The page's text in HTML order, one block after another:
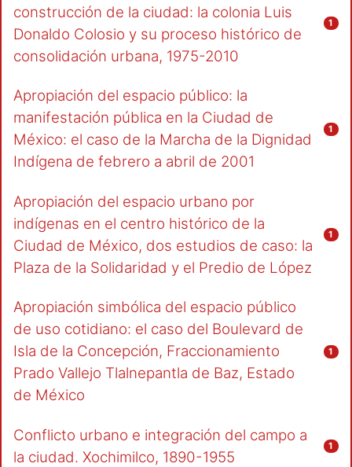
construcción de la ciudad: la colonia Luis
Donaldo Colosio y su proceso histórico de
consolidación urbana, 1975-2010
1
Apropiación del espacio público: la
manifestación pública en la Ciudad de
México: el caso de la Marcha de la Dignidad
Indígena de febrero a abril de 2001
1
Apropiación del espacio urbano por
indígenas en el centro histórico de la
Ciudad de México, dos estudios de caso: la
Plaza de la Solidaridad y el Predio de López
1
Apropiación simbólica del espacio público
de uso cotidiano: el caso del Boulevard de
Isla de la Concepción, Fraccionamiento
Prado Vallejo Tlalnepantla de Baz, Estado
de México
1
Conflicto urbano e integración del campo a
la ciudad. Xochimilco, 1890-1955
1